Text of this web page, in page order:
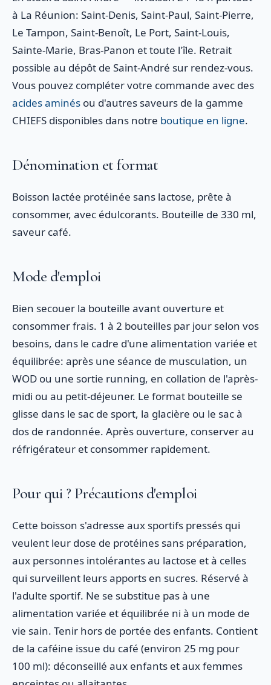
à La Réunion: Saint-Denis, Saint-Paul, Saint-Pierre,
Le Tampon, Saint-Benoît, Le Port, Saint-Louis,
Sainte-Marie, Bras-Panon et toute l'île. Retrait
possible au dépôt de Saint-André sur rendez-vous.
Vous pouvez compléter votre commande avec des
acides aminés ou d'autres saveurs de la gamme
CHIEFS disponibles dans notre boutique en ligne.
Dénomination et format
Boisson lactée protéinée sans lactose, prête à
consommer, avec édulcorants. Bouteille de 330 ml,
saveur café.
Mode d'emploi
Bien secouer la bouteille avant ouverture et
consommer frais. 1 à 2 bouteilles par jour selon vos
besoins, dans le cadre d'une alimentation variée et
équilibrée: après une séance de musculation, un
WOD ou une sortie running, en collation de l'après-
midi ou au petit-déjeuner. Le format bouteille se
glisse dans le sac de sport, la glacière ou le sac à
dos de randonnée. Après ouverture, conserver au
réfrigérateur et consommer rapidement.
Pour qui ? Précautions d'emploi
Cette boisson s'adresse aux sportifs pressés qui
veulent leur dose de protéines sans préparation,
aux personnes intolérantes au lactose et à celles
qui surveillent leurs apports en sucres. Réservé à
l'adulte sportif. Ne se substitue pas à une
alimentation variée et équilibrée ni à un mode de
vie sain. Tenir hors de portée des enfants. Contient
de la caféine issue du café (environ 25 mg pour
100 ml): déconseillé aux enfants et aux femmes